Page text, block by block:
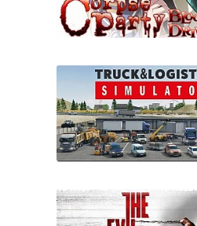
Corpse Party: